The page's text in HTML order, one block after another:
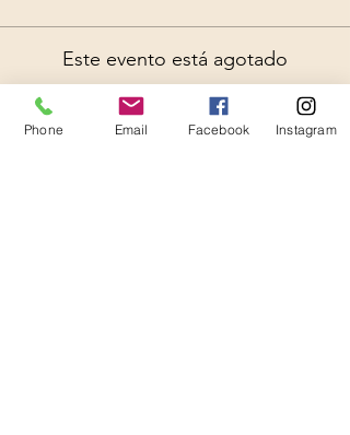
Este evento está agotado
Phone Email Facebook Instagram